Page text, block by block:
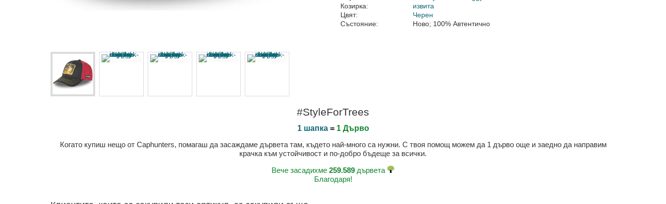
Козирка:
извита
Цвят:
Черен
Състояние:
Ново; 100% Автентично
#StyleForTrees
1 шапка= 1 Дърво
Когато купиш нещо от Caphunters, помагаш да засаждаме дървета там, където най-много са нужни. С твоя помощ можем да 1 дърво още и заедно да направим
крачка към устойчивост и по-добро бъдеще за всички.
Вече засадихме 259.589 дървета
Благодаря!